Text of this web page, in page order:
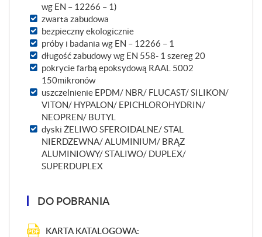
wg EN – 12266 – 1)
zwarta zabudowa
bezpieczny ekologicznie
próby i badania wg EN – 12266 – 1
długość zabudowy wg EN 558- 1 szereg 20
pokrycie farbą epoksydową RAAL 5002
150mikronów
uszczelnienie EPDM/ NBR/ FLUCAST/ SILIKON/
VITON/ HYPALON/ EPICHLOROHYDRIN/
NEOPREN/ BUTYL
dyski ŻELIWO SFEROIDALNE/ STAL
NIERDZEWNA/ ALUMINIUM/ BRĄZ
ALUMINIOWY/ STALIWO/ DUPLEX/
SUPERDUPLEX
DO POBRANIA
KARTA KATALOGOWA: